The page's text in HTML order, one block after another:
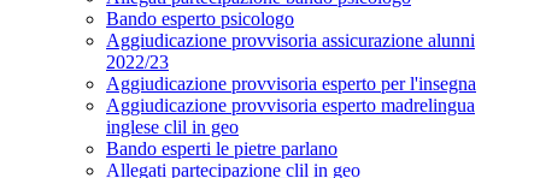
Bando esperto psicologo
Aggiudicazione provvisoria assicurazione alunni
2022/23
Aggiudicazione provvisoria esperto per l'insegna
Aggiudicazione provvisoria esperto madrelingua
inglese clil in geo
Bando esperti le pietre parlano
Allegati partecipazione clil in geo